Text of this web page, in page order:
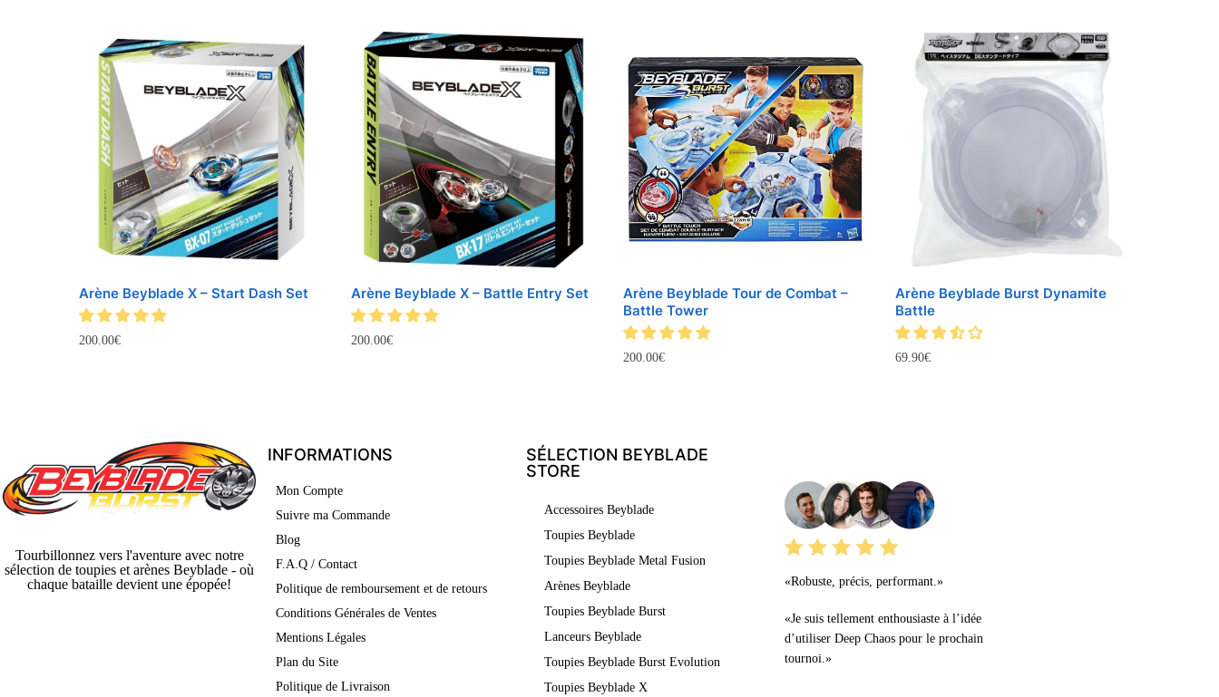
Arène Beyblade X – Start Dash Set
200.00€
Arène Beyblade X – Battle Entry Set
200.00€
Arène Beyblade Tour de Combat –
Battle Tower
200.00€
Arène Beyblade Burst Dynamite
Battle
69.90€
Tourbillonnez vers l'aventure avec notre
sélection de toupies et arènes Beyblade - où
chaque bataille devient une épopée!
INFORMATIONS
Mon Compte
Suivre ma Commande
Blog
F.A.Q / Contact
Politique de remboursement et de retours
Conditions Générales de Ventes
Mentions Légales
Plan du Site
Politique de Livraison
SÉLECTION BEYBLADE
STORE
Accessoires Beyblade
Toupies Beyblade
Toupies Beyblade Metal Fusion
Arènes Beyblade
Toupies Beyblade Burst
Lanceurs Beyblade
Toupies Beyblade Burst Evolution
Toupies Beyblade X
«Robuste, précis, performant.»
«Je suis tellement enthousiaste à l’idée
d’utiliser Deep Chaos pour le prochain
tournoi.»